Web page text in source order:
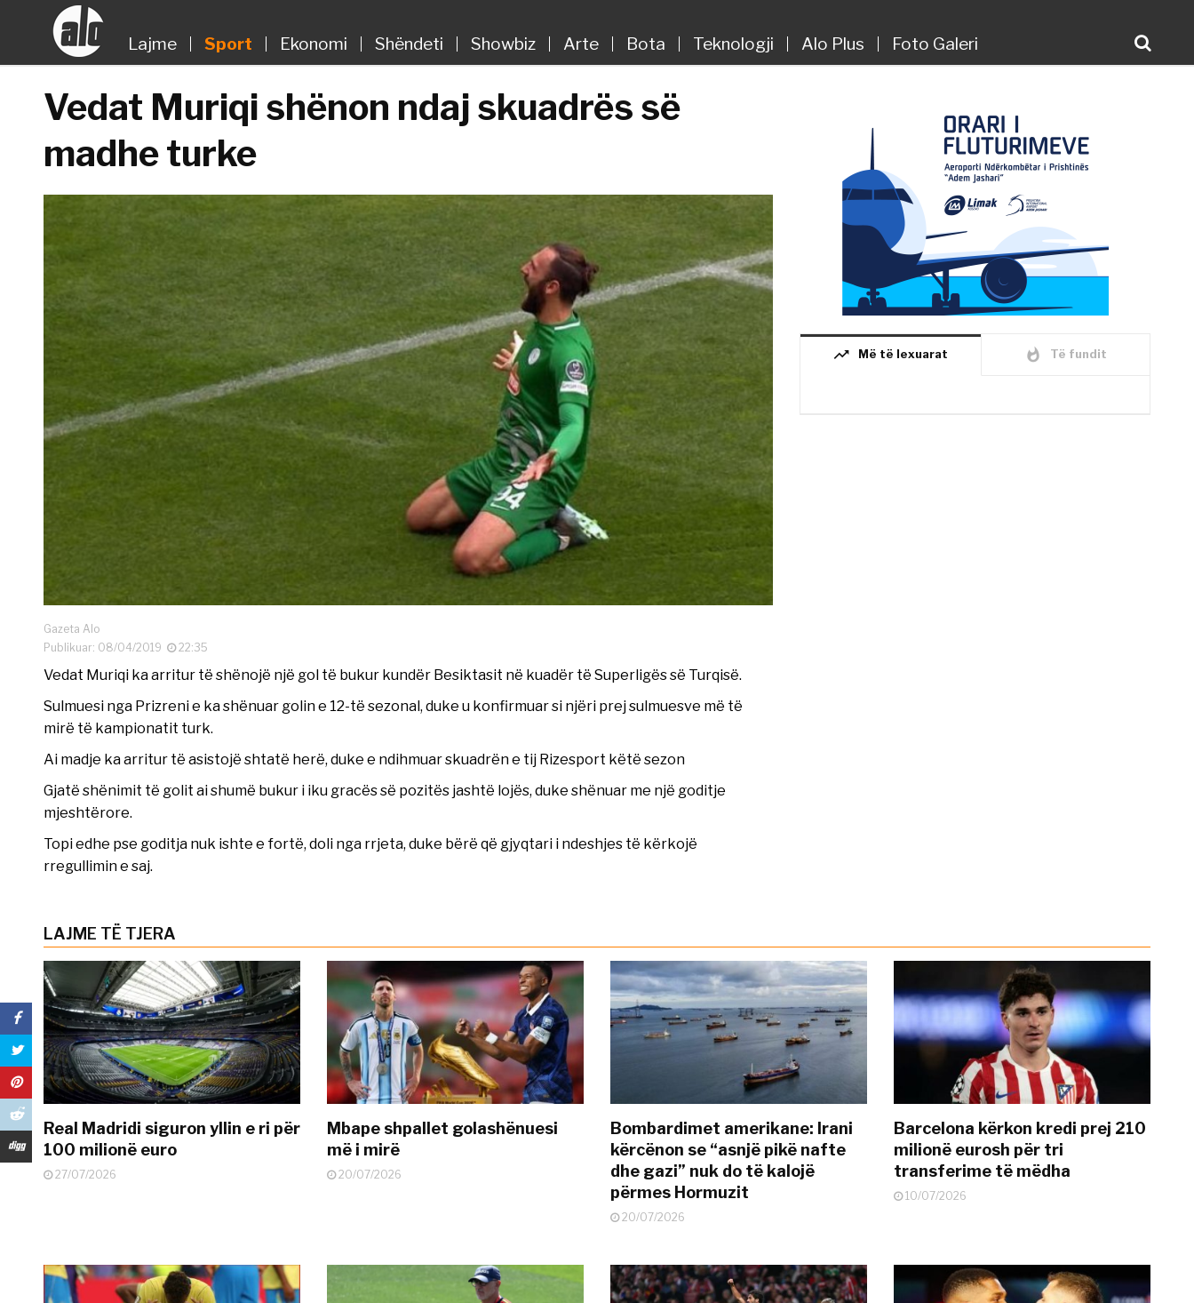
Lajme Sport Ekonomi Shëndeti Showbiz Arte Bota Teknologji Alo Plus Foto Galeri
Vedat Muriqi shënon ndaj skuadrës së
madhe turke
Gazeta Alo
Publikuar: 08/04/2019
22:35
Vedat Muriqi ka arritur të shënojë një gol të bukur kundër Besiktasit në kuadër të Superligës së Turqisë.
Sulmuesi nga Prizreni e ka shënuar golin e 12-të sezonal, duke u konfirmuar si njëri prej sulmuesve më të
mirë të kampionatit turk.
Ai madje ka arritur të asistojë shtatë herë, duke e ndihmuar skuadrën e tij Rizesport këtë sezon
Gjatë shënimit të golit ai shumë bukur i iku gracës së pozitës jashtë lojës, duke shënuar me një goditje
mjeshtërore.
Topi edhe pse goditja nuk ishte e fortë, doli nga rrjeta, duke bërë që gjyqtari i ndeshjes të kërkojë
rregullimin e saj.
trending_up Më të lexuarat whatshot Të fundit
LAJME TË TJERA
Real Madridi siguron yllin e ri për
100 milionë euro
27/07/2026
Mbape shpallet golashënuesi
më i mirë
20/07/2026
Bombardimet amerikane: Irani
kërcënon se “asnjë pikë nafte
dhe gazi” nuk do të kalojë
përmes Hormuzit
20/07/2026
Barcelona kërkon kredi prej 210
milionë eurosh për tri
transferime të mëdha
10/07/2026